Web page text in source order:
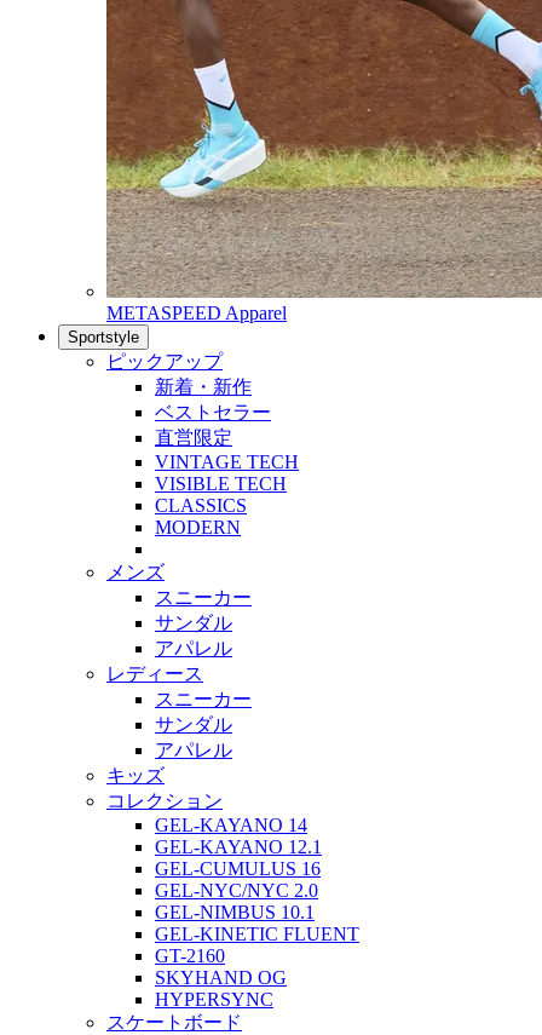
METASPEED Apparel
Sportstyle
ピックアップ
新着・新作
ベストセラー
直営限定
VINTAGE TECH
VISIBLE TECH
CLASSICS
MODERN
メンズ
スニーカー
サンダル
アパレル
レディース
スニーカー
サンダル
アパレル
キッズ
コレクション
GEL-KAYANO 14
GEL-KAYANO 12.1
GEL-CUMULUS 16
GEL-NYC/NYC 2.0
GEL-NIMBUS 10.1
GEL-KINETIC FLUENT
GT-2160
SKYHAND OG
HYPERSYNC
スケートボード